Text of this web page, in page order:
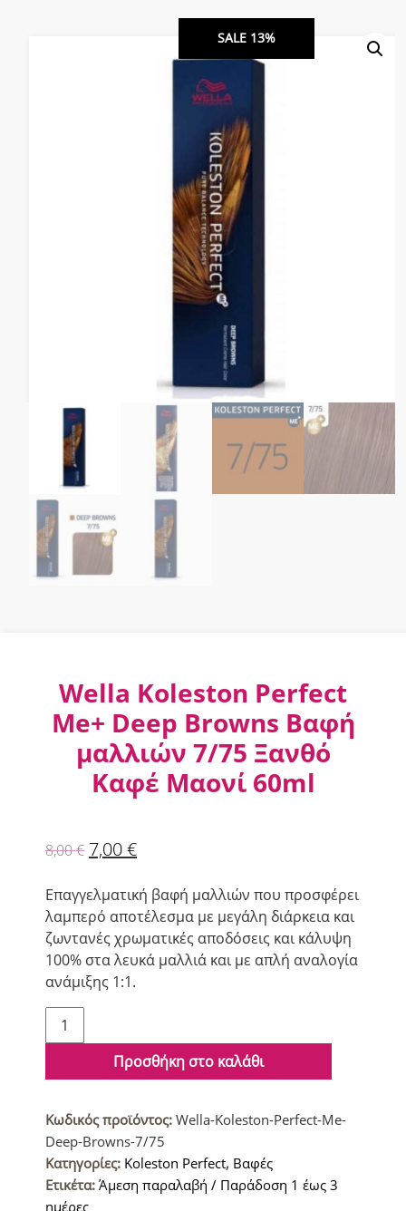
SALE 13%
Wella Koleston Perfect
Me+ Deep Browns Βαφή
μαλλιών 7/75 Ξανθό
Καφέ Μαονί 60ml
8,00€ 7,00€
Eπαγγελματική βαφή μαλλιών που προσφέρει
λαμπερό αποτέλεσμα με μεγάλη διάρκεια και
ζωντανές χρωματικές αποδόσεις και κάλυψη
100% στα λευκά μαλλιά και με απλή αναλογία
ανάμιξης 1:1.
Wella
Koleston
Me+
Browns
Βαφή
μαλλιών
7/75
Προσθήκη στο καλάθι
Κωδικός προϊόντος: Wella-Koleston-Perfect-Me-
Deep-Browns-7/75
Κατηγορίες: Koleston Perfect, Βαφές
Ετικέτα: Άμεση παραλαβή / Παράδοση 1 έως 3
ημέρες